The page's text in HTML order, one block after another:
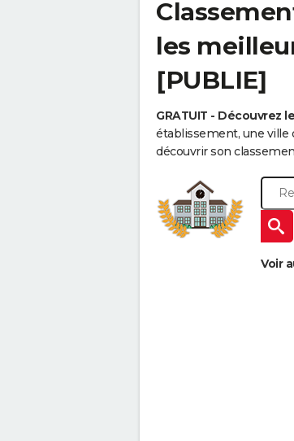
les
[PUBLIE]
GRATUIT - Découvrez
établissement, une ville
découvrir son
Voir